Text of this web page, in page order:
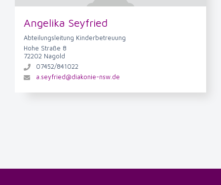
Angelika Seyfried
Abteilungsleitung Kinderbetreuung
Hohe Straße 8
72202 Nagold
07452/841022
a.seyfried@diakonie-nsw.de